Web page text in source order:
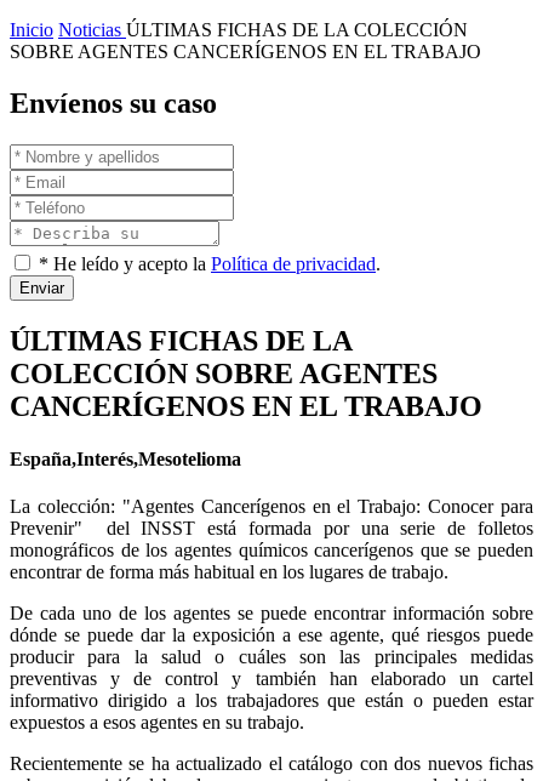
Inicio Noticias ÚLTIMAS FICHAS DE LA COLECCIÓN
SOBRE AGENTES CANCERÍGENOS EN EL TRABAJO
Envíenos su caso
* He leído y acepto la Política de privacidad.
Enviar
ÚLTIMAS FICHAS DE LA
COLECCIÓN SOBRE AGENTES
CANCERÍGENOS EN EL TRABAJO
España,Interés,Mesotelioma
La colección: "Agentes Cancerígenos en el Trabajo: Conocer para
Prevenir" del INSST está formada por una serie de folletos
monográficos de los agentes químicos cancerígenos que se pueden
encontrar de forma más habitual en los lugares de trabajo.
De cada uno de los agentes se puede encontrar información sobre
dónde se puede dar la exposición a ese agente, qué riesgos puede
producir para la salud o cuáles son las principales medidas
preventivas y de control y también han elaborado un cartel
informativo dirigido a los trabajadores que están o pueden estar
expuestos a esos agentes en su trabajo.
Recientemente se ha actualizado el catálogo con dos nuevos fichas